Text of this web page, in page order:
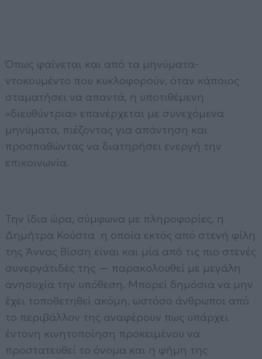
Όπως φαίνεται και από τα μηνύματα-
ντοκουμέντο που κυκλοφορούν, όταν κάποιος
σταματήσει να απαντά, η υποτιθέμενη
«διευθύντρια» επανέρχεται με συνεχόμενα
μηνύματα, πιέζοντας για απάντηση και
προσπαθώντας να διατηρήσει ενεργή την
επικοινωνία.
Την ίδια ώρα, σύμφωνα με πληροφορίες, η
Δημήτρα Κούστα η οποία εκτός από στενή φίλη
της Άννας Βίσση είναι και μία από τις πιο στενές
συνεργάτιδές της — παρακολουθεί με μεγάλη
ανησυχία την υπόθεση. Μπορεί δημόσια να μην
έχει τοποθετηθεί ακόμη, ωστόσο άνθρωποι από
το περιβάλλον της αναφέρουν πως υπάρχει
έντονη κινητοποίηση προκειμένου να
προστατευθεί το όνομα και η φήμη της